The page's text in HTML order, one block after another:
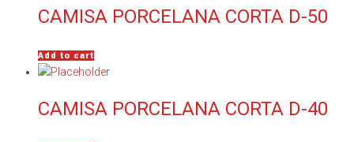
CAMISA PORCELANA CORTA D-50
Add to cart
CAMISA PORCELANA CORTA D-40